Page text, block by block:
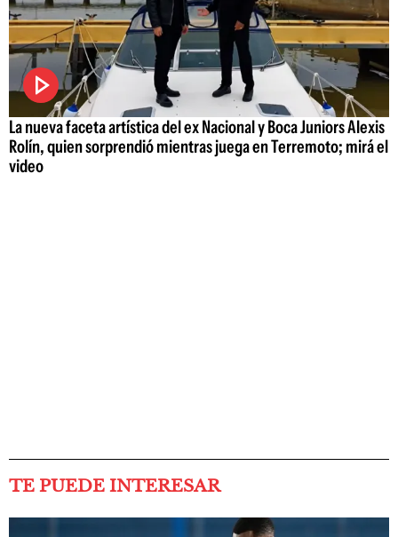
La nueva faceta artística del ex Nacional y Boca Juniors Alexis
Rolín, quien sorprendió mientras juega en Terremoto; mirá el
video
TE PUEDE INTERESAR